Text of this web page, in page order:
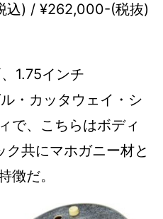
込) / ¥262,000-(税抜)
1.75インチ
・カッタウェイ・シ
で、こちらはボディ
共にマホガニー材と
徴だ。